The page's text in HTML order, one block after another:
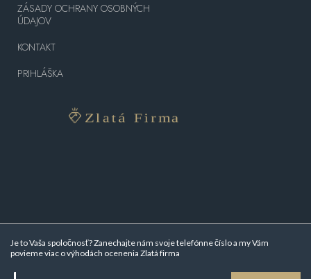
Je to Vaša spoločnosť? Zanechajte nám svoje telefónne číslo a my Vám
povieme viac ovýhodách ocenenia Zlatá firma
ZÁSADY OCHRANY OSOBNÝCH
ÚDAJOV
KONTAKT
PRIHLÁŠKA